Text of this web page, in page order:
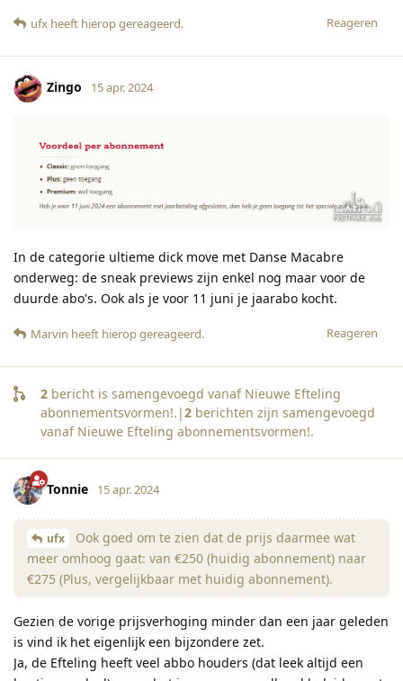
Reageren
ufx heeft hierop gereageerd.
Zingo 15 apr. 2024
In de categorie ultieme dick move met Danse Macabre
onderweg: de sneak previews zijn enkel nog maar voor de
duurde abo's. Ook als je voor 11 juni je jaarabo kocht.
Reageren
Marvin heeft hierop gereageerd.
2 bericht is samengevoegd vanaf Nieuwe Efteling
abonnementsvormen!.|2 berichten zijn samengevoegd
vanaf Nieuwe Efteling abonnementsvormen!.
Tonnie 15 apr. 2024
ufx
Ook goed om te zien dat de prijs daarmee wat
meer omhoog gaat: van €250 (huidig abonnement) naar
€275 (Plus, vergelijkbaar met huidig abonnement).
Gezien de vorige prijsverhoging minder dan een jaar geleden
is vind ik het eigenlijk een bijzondere zet.
Ja, de Efteling heeft veel abbo houders (dat leek altijd een